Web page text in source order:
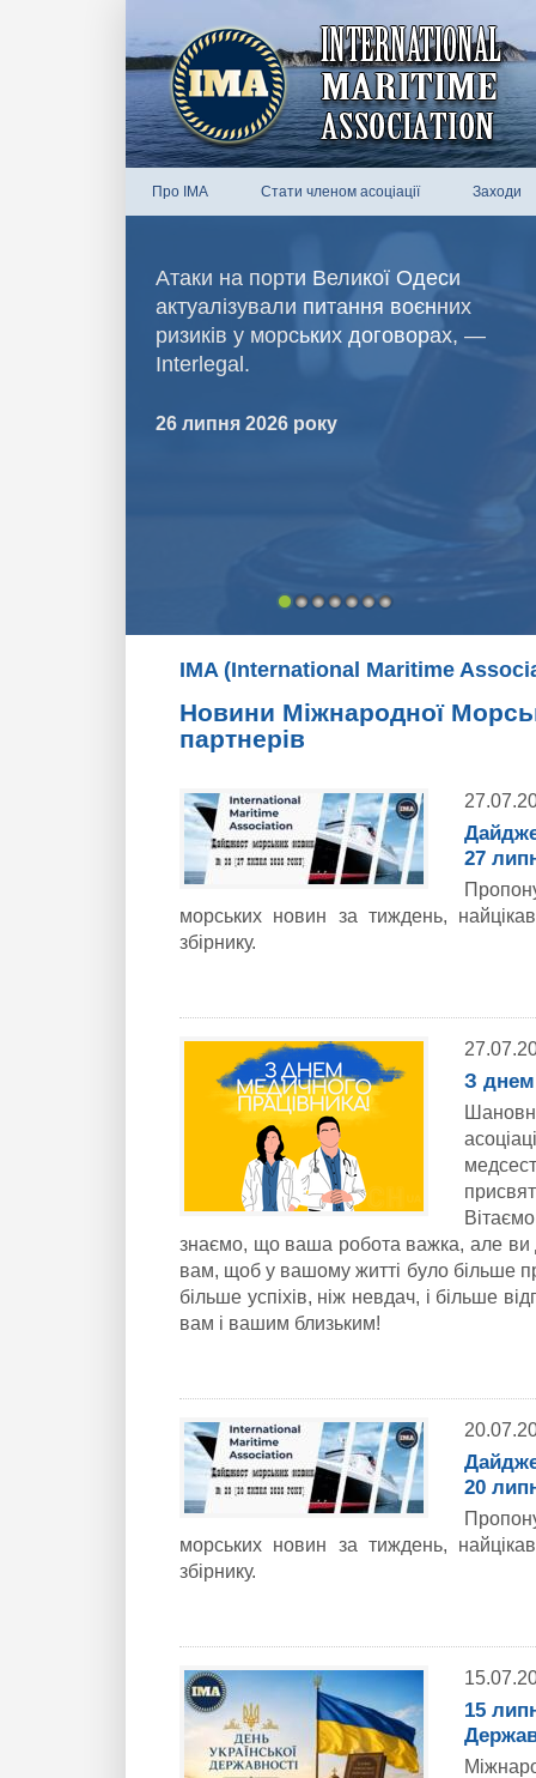
Про IMA Стати членом асоціації Заходи
Атаки на порти Великої Одеси
актуалізували питання воєнних
ризиків у морських договорах, —
Interlegal.
26 липня 2026 року
IMA (International Maritime
Новини Міжнародної
партнерів
27
морських новин за тиждень,
збірнику.
З днем
знаємо, що ваша робота важка, але ви
вам, щоб у вашому житті було більше
більше успіхів, ніж невдач, і більше
вам і вашим близьким!
20
морських новин за тиждень,
збірнику.
15